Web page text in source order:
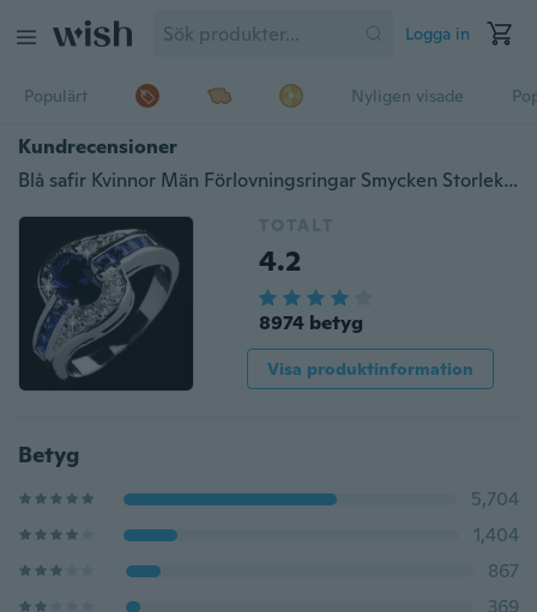
Logga in
Populärt Nyligen visade
Kundrecensioner
Blå safir Kvinnor Män Förlovningsringar Smycken Storlek 7.8.9 10
TOTALT
4.2
8974 betyg
Visa produktinformation
Betyg
5,704
1,404
867
369